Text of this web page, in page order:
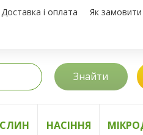
Доставка і оплата Як замовити
Знайти
НАСІННЯ